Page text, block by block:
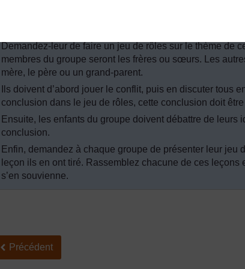
Demandez-leur de faire un jeu de rôles sur le thème de
membres du groupe seront les frères ou sœurs. Les
mère, le père ou un grand-parent.
Ils doivent d’abord jouer le conflit, puis en discuter tous
conclusion dans le jeu de rôles, cette conclusion doit
Ensuite, les enfants du groupe doivent débattre de leurs
conclusion.
Enfin, demandez à chaque groupe de présenter leur jeu
leçon ils en ont tiré. Rassemblez chacune de ces
s’en souvienne.
Précédent
Précédent